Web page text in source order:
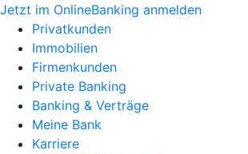
Jetzt im OnlineBanking anmelden
Privatkunden
Immobilien
Firmenkunden
Private Banking
Banking & Verträge
Meine Bank
Karriere